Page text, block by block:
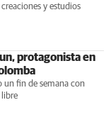
y estudios
protagonista en
un fin de semana con
libre